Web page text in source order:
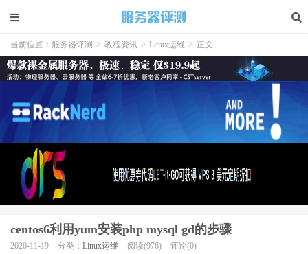
当前位置： 服务器评测 > 教程资讯 > Linux运维 > 正文
centos6利用yum安装php mysql gd的步骤
2020-11-19 分类： Linux运维 阅读(976) 评论(0)